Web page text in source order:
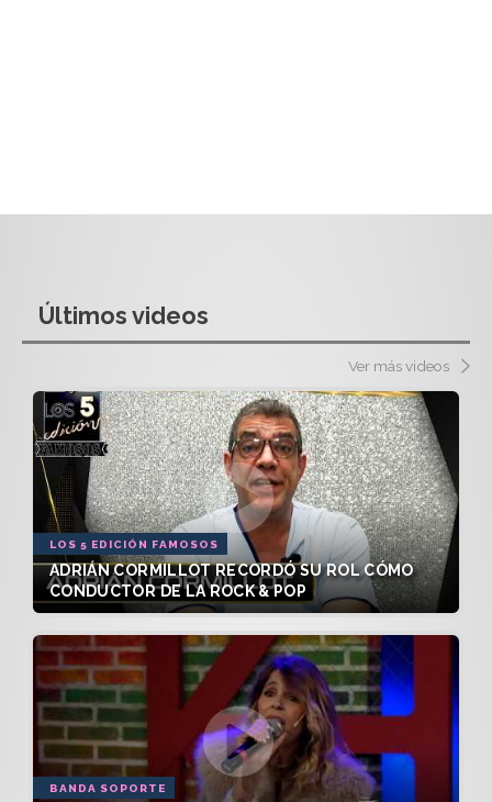
Últimos videos
Ver más videos
LOS 5 EDICIÓN FAMOSOS
ADRIÁN CORMILLOT RECORDÓ SU ROL CÓMO
CONDUCTOR DE LA ROCK & POP
BANDA SOPORTE